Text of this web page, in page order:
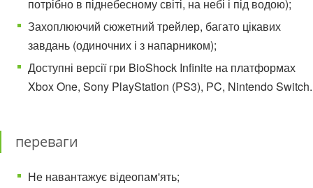
потрібно в піднебесному світі, на небі і під водою);
Захоплюючий сюжетний трейлер, багато цікавих
завдань (одиночних і з напарником);
Доступні версії гри BioShock Infinite на платформах
Xbox One, Sony PlayStation (PS3), PC, Nintendo Switch.
переваги
Не навантажує відеопам'ять;